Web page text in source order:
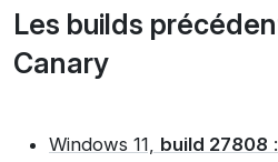
Les builds
Canary
Windows 11, build 27808